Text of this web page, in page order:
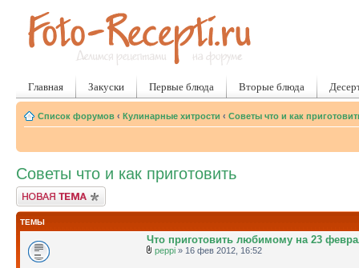
Главная Закуски Первые блюда Вторые блюда
Список форумов ‹ Кулинарные хитрости ‹ Советы что и как
Советы что и как приготовить
Новая тема
ТЕМЫ
Что приготовить любимому на 23
peppi » 16 фев 2012, 16:52